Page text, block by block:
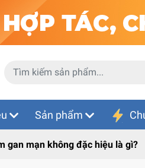
Sản phẩm
gan mạn không đặc hiệu là gì?